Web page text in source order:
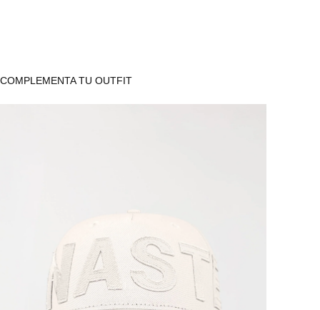
COMPLEMENTA TU OUTFIT